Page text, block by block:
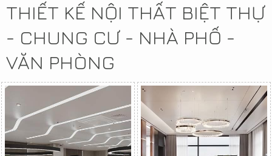
THIẾT KẾ NỘI THẤT BIỆT THỰ
- CHUNG CƯ - NHÀ PHỐ -
VĂN PHÒNG